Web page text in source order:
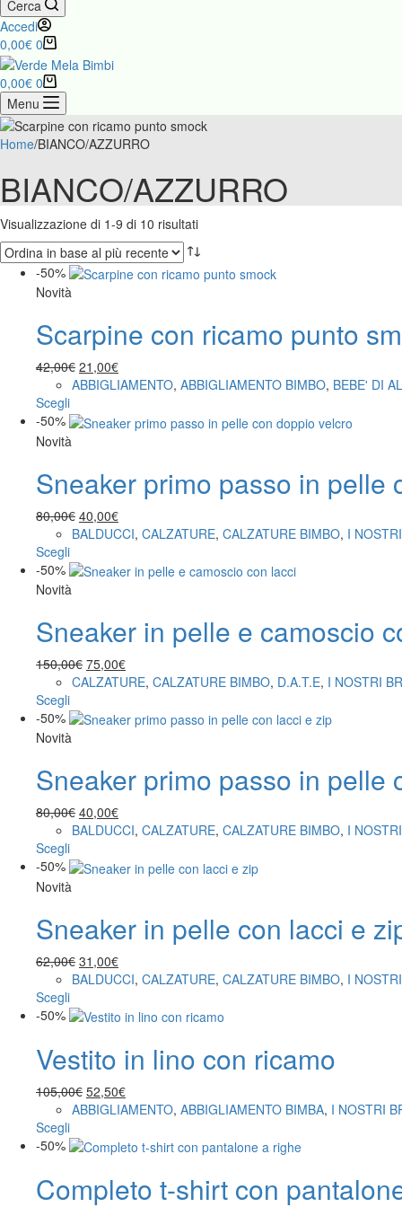
Cerca
Accedi
Carrello
0,00€ 0
Carrello
0,00€ 0
Menu
Home/BIANCO/AZZURRO
BIANCO/AZZURRO
Visualizzazione di 1-9 di 10 risultatiOrdina
base
al
-50%
Novità
Scarpine con ricamo punto
42,00€ Il
prezzo
era:
21,00€Il
prezzo
è:
ABBIGLIAMENTO, ABBIGLIAMENTO BIMBO, BEBE' DI
ScegliQuesto
prodotto
ha
varianti.
Le
opzioni
possono
essere
scelte
nella
pagina
prodotto
-50%
Novità
Sneaker primo passo in pelle
80,00€ Il
prezzo
era:
40,00€Il
prezzo
è:
BALDUCCI, CALZATURE, CALZATURE BIMBO, I
ScegliQuesto
prodotto
ha
varianti.
Le
opzioni
possono
essere
scelte
nella
pagina
prodotto
-50%
Novità
Sneaker in pelle e camoscio
150,00€ Il
prezzo
era:
75,00€Il
prezzo
è:
CALZATURE, CALZATURE BIMBO, D.A.T.E, I NOSTRI
ScegliQuesto
prodotto
ha
varianti.
Le
opzioni
possono
essere
scelte
nella
pagina
prodotto
-50%
Novità
Sneaker primo passo in pelle
80,00€ Il
prezzo
era:
40,00€Il
prezzo
è:
BALDUCCI, CALZATURE, CALZATURE BIMBO, I
ScegliQuesto
prodotto
ha
varianti.
Le
opzioni
possono
essere
scelte
nella
del
-50%
Novità
Sneaker in pelle con lacci e
62,00€ Il
prezzo
era:
31,00€Il
prezzo
è:
BALDUCCI, CALZATURE, CALZATURE BIMBO, I
ScegliQuesto
prodotto
più
varianti.
Le
opzioni
possono
essere
scelte
pagina
-50%
Vestito in lino con ricamo
105,00€ Il
prezzo
era:
52,50€Il
prezzo
è:
ABBIGLIAMENTO, ABBIGLIAMENTO BIMBA, I NOSTRI
ScegliQuesto
prodotto
varianti.
-50%
Completo t-shirt con